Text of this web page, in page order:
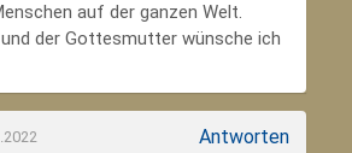
auf der ganzen Welt.
der Gottesmutter wünsche ich
Antworten